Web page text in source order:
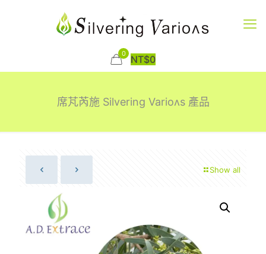
0 NT$0
席芃芮施 Silvering Varioʌs 產品
Show all